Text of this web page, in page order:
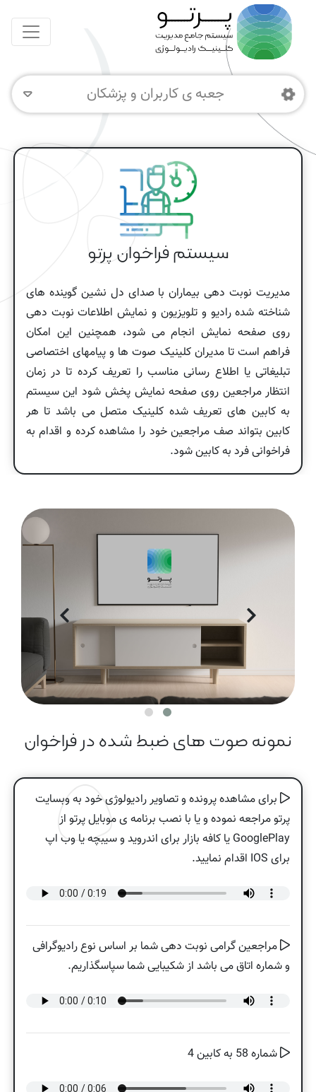
جعبه ی کاربران و پزشکان
سیستم فراخوان پرتو
مدیریت نوبت دهی بیماران با صدای دل نشین گوینده های
شناخته شده رادیو و تلویزیون و نمایش اطلاعات نوبت دهی
روی صفحه نمایش انجام می شود، همچنین این امکان
فراهم است تا مدیران کلینیک صوت ها و پیامهای اختصاصی
تبلیغاتی یا اطلاع رسانی مناسب را تعریف کرده تا در زمان
انتظار مراجعین روی صفحه نمایش پخش شود این سیستم
به کابین های تعریف شده کلینیک متصل می باشد تا هر
کابین بتواند صف مراجعین خود را مشاهده کرده و اقدام به
فراخوانی فرد به کابین شود.
نمونه صوت های ضبط شده در فراخوان
برای مشاهده پرونده و تصاویر رادیولوژی خود به وبسایت
پرتو مراجعه نموده و یا با نصب برنامه ی موبایل پرتو از
GooglePlay یا کافه بازار برای اندروید و سیبچه یا وب اپ
برای IOS اقدام نمایید.
مراجعین گرامی نوبت دهی شما بر اساس نوع رادیوگرافی
و شماره اتاق می باشد از شکیبایی شما سپاسگذاریم.
شماره 58 به کابین 4